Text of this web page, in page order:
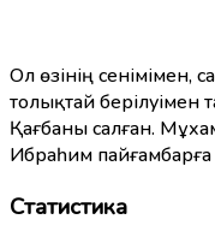
Ол өзінің
толықтай берілуімен
Қағбаны салған.
Ибраһим пайғамбарға
Статистика